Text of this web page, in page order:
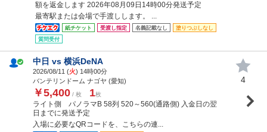
額を返金します 2026年08月09日14時00分発送予定
最寄駅または会場で手渡しします。 ...
紙チケット 受渡し指定 名義記載なし
塗りつぶしなし
質問受付
中日 vs 横浜DeNA
2026/08/11 (火) 14時00分
バンテリンドーム ナゴヤ (愛知)
￥5,400 / 枚 1枚
ライト側 パノラマB 58列 520～560(通路側) 入金日の翌
日までに発送予定
入場に必要なQRコードを、こちらの連...
4